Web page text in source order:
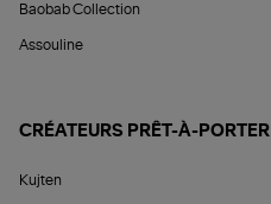
Baobab Collection
Assouline
CRÉATEURS PRÊT-À-PORTER
Kujten